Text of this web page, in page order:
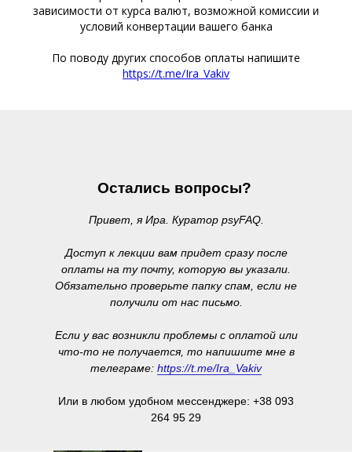
зависимости от курса валют, возможной комиссии и
условий конвертации вашего банка
По поводу других способов оплаты напишите
https://t.me/Ira_Vakiv
Остались вопросы?
Привет, я Ира. Куратор psyFAQ.
Доступ к лекции вам придет сразу после
оплаты на ту почту, которую вы указали.
Обязательно проверьте папку спам, если не
получили от нас письмо.
Если у вас возникли проблемы с оплатой или
что-то не получается, то напишите мне в
телеграме: https://t.me/Ira_Vakiv
Или в любом удобном мессенджере: +38 093
264 95 29